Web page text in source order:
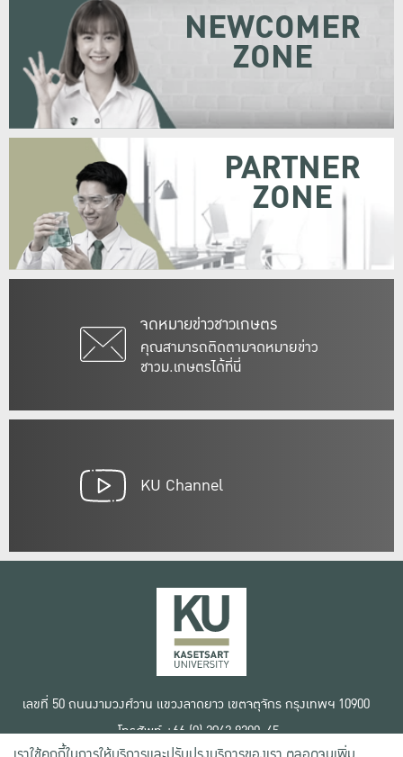
จดหมายข่าวชาวเกษตร
คุณสามารถติดตามจดหมายข่าว
ชาวม.เกษตรได้ที่นี่
NEWCOMER
ZONE
PARTNER
ZONE
KU Channel
เลขที่ 50 ถนนงามวงศ์วาน แขวงลาดยาว เขตจตุจักร กรุงเทพฯ 10900
โทรศัพท์ +66 (0) 2942 8200-45